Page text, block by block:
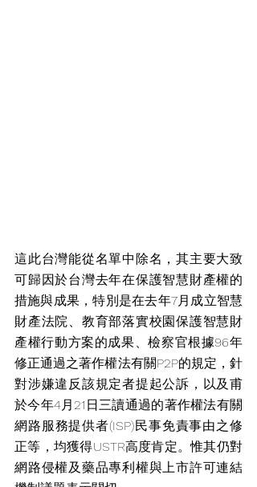
這此台灣能從名單中除名，其主要大致
可歸因於台灣去年在保護智慧財產權的
措施與成果，特別是在去年7月成立智慧
財產法院、教育部落實校園保護智慧財
產權行動方案的成果、檢察官根據96年
修正通過之著作權法有關P2P的規定，針
對涉嫌違反該規定者提起公訴，以及甫
於今年4月21日三讀通過的著作權法有關
網路服務提供者(ISP)民事免責事由之修
正等，均獲得USTR高度肯定。惟其仍對
網路侵權及藥品專利權與上市許可連結